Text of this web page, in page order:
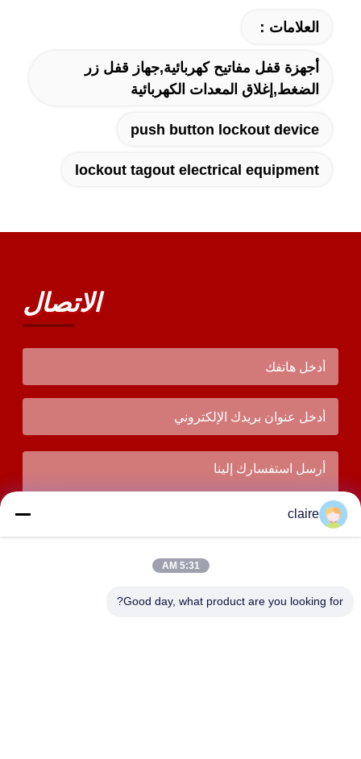
العلامات：
أجهزة قفل مفاتيح كهربائية,جهاز قفل زر
الضغط,إغلاق المعدات الكهربائية
push button lockout device
lockout tagout electrical equipment
الاتصال
claire
5:31 AM
Good day, what product are you looking for?